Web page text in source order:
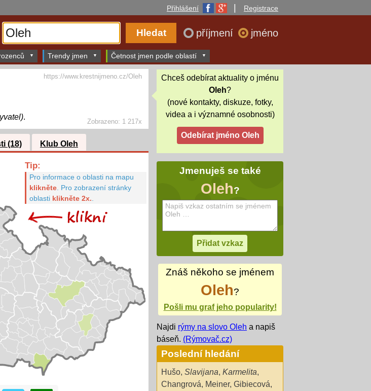
Přihlášení Registrace
příjmení jméno
Trendy jmen Četnost jmen podle oblastí
Zobrazeno: 1 217x
.
https://www.krestnijmeno.cz/Oleh
(18) Klub Oleh
Tip:
Pro informace o oblasti na mapu
klikněte. Pro zobrazení stránky
oblasti klikněte 2x.
Chceš odebírat aktuality o jménu
Oleh?
(nové kontakty, diskuze, fotky,
videa a i významné osobnosti)
Jmenuješ se také
Oleh?
Znáš někoho se jménem
Oleh?
Pošli mu graf jeho popularity!
Najdi rýmy na slovo Oleh a napiš
báseň. (Rýmovač.cz)
Poslední hledání
Hušo, Slavijana, Karmelita,
Changrová, Meiner, Gibiecová,